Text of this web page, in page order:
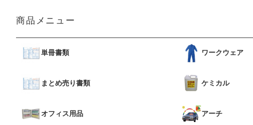
商品メニュー
単冊書類
まとめ売り書類
オフィス用品
ワークウェア
ケミカル
アーチ